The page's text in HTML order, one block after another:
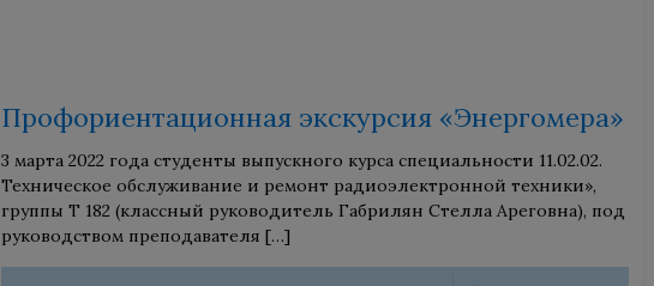
Профориентационная экскурсия «Энергомера»
3 марта 2022 года студенты выпускного курса специальности 11.02.02.
Техническое обслуживание и ремонт радиоэлектронной техники»,
группы Т 182 (классный руководитель Габрилян Стелла Ареговна), под
руководством преподавателя […]